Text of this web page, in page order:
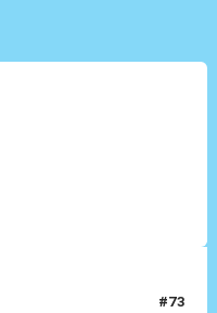
#73